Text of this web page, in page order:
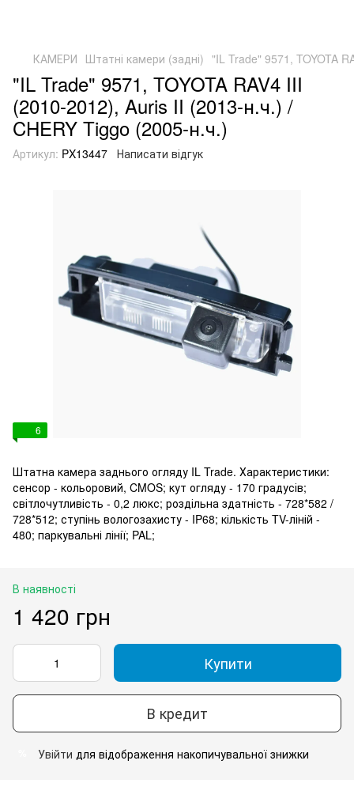
КАМЕРИ Штатні камери (задні) "IL Trade" 9571, TOYOTA
"IL Trade" 9571, TOYOTA RAV4 III
(2010-2012), Auris II (2013-н.ч.) /
CHERY Tiggo (2005-н.ч.)
Артикул: PX13447 Написати відгук
6
Штатна камера заднього огляду IL Trade. Характеристики:
сенсор - кольоровий, CMOS; кут огляду - 170 градусів;
світлочутливість - 0,2 люкс; роздільна здатність - 728*582 /
728*512; ступінь вологозахисту - IP68; кількість TV-ліній -
480; паркувальні лінії; PAL;
В наявності
1 420 грн
Купити
В кредит
Увійти для відображення накопичувальної знижки